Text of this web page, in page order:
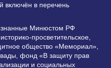
включён в перечень
Минюстом РФ
просветительское,
общество «Мемориал»,
фонд «В защиту прав
и социальных